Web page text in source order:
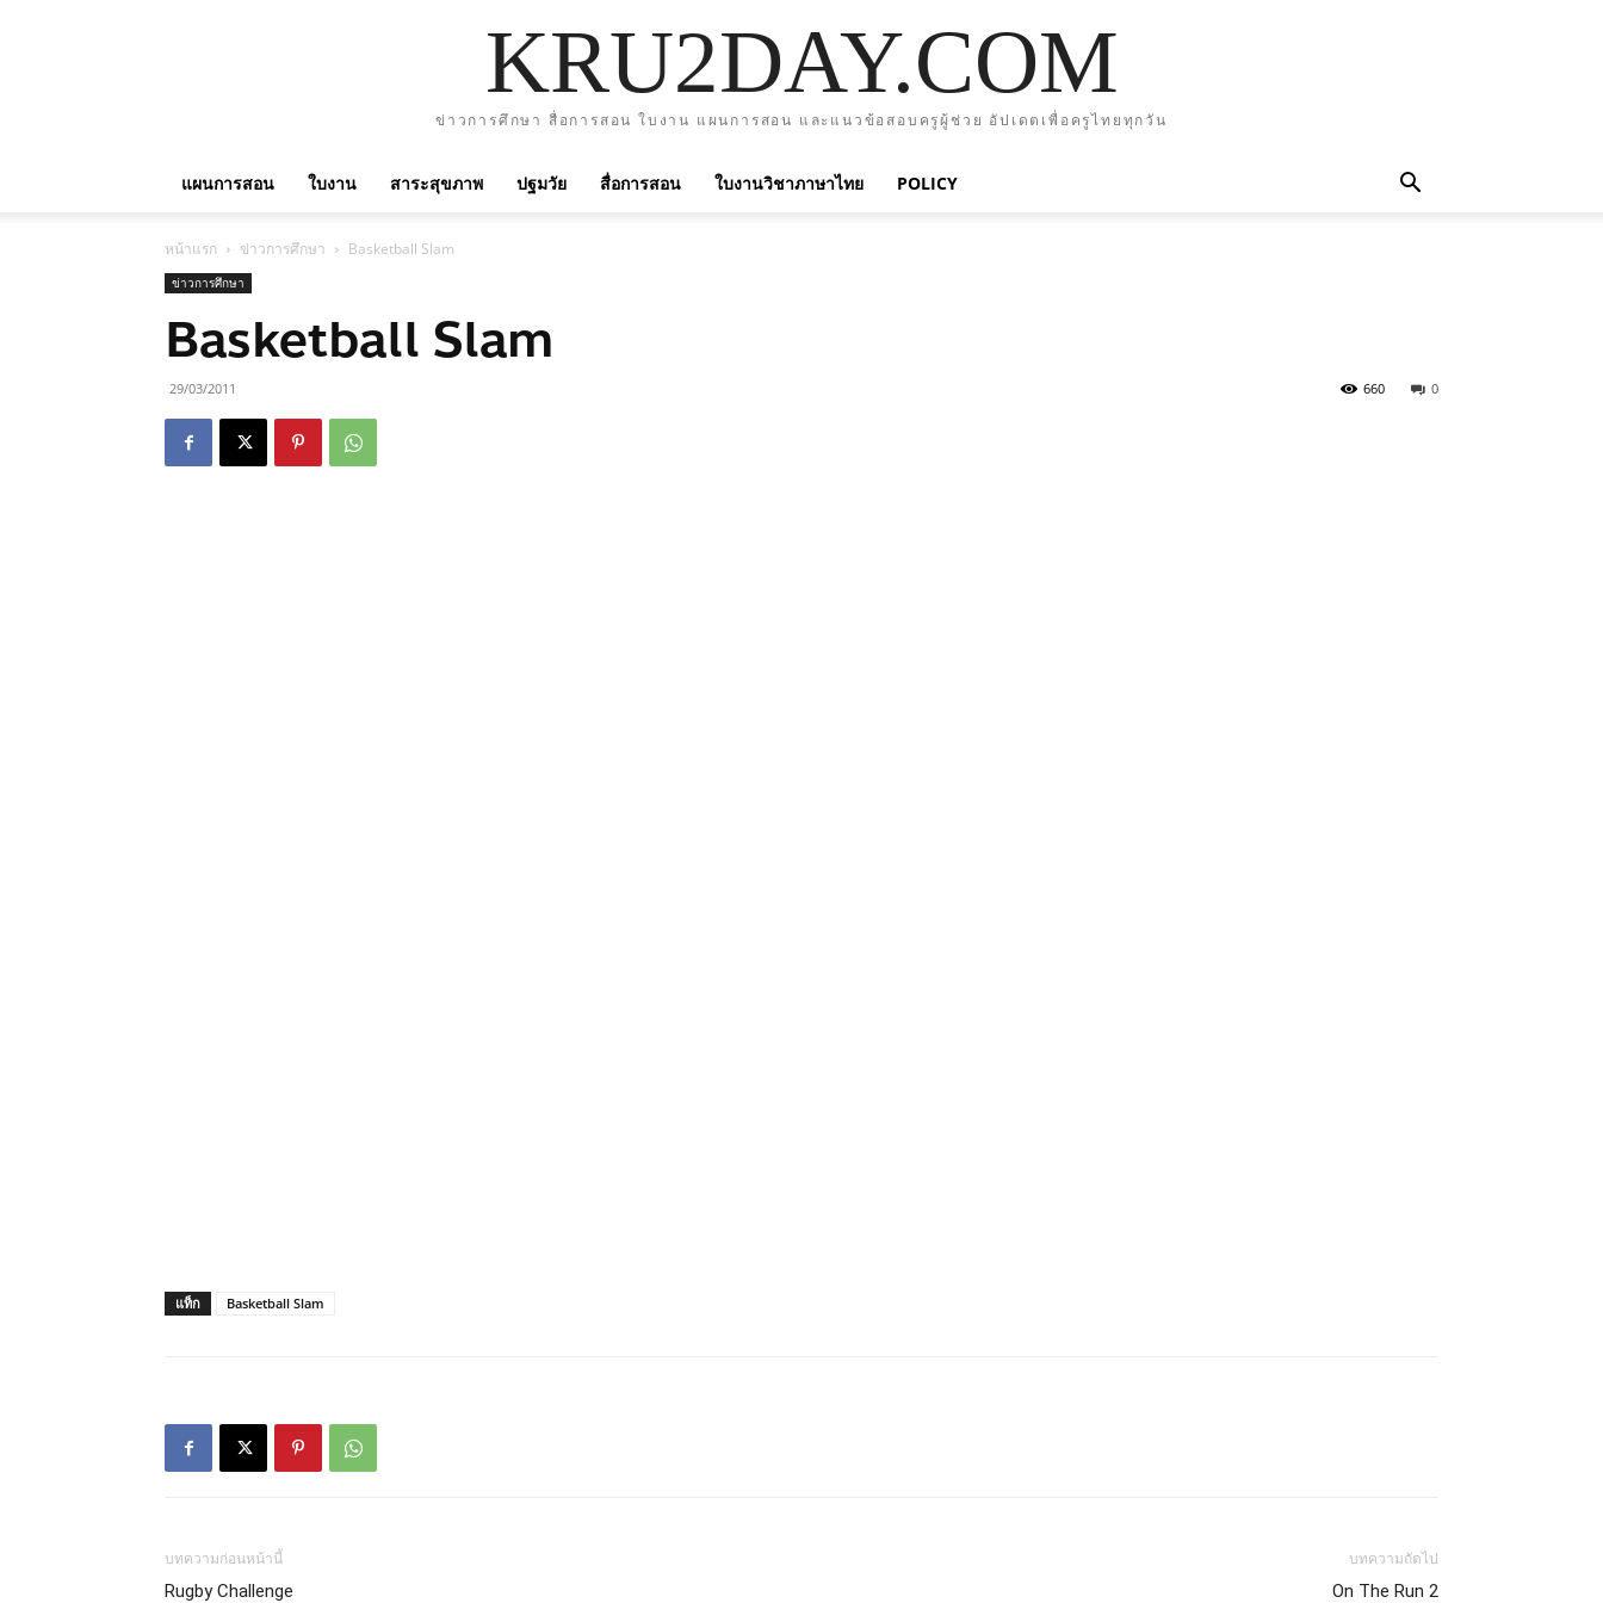
KRU2DAY.COM
ข่าวการศึกษา สื่อการสอน ใบงาน แผนการสอน และแนวข้อสอบครูผู้ช่วย อัปเดตเพื่อครูไทยทุกวัน
แผนการสอน ใบงาน สาระสุขภาพ ปฐมวัย สื่อการสอน ใบงานวิชาภาษาไทย POLICY
หน้าแรก ข่าวการศึกษา Basketball Slam
ข่าวการศึกษา
Basketball Slam
29/03/2011 0
660
แท็ก Basketball Slam
บทความก่อนหน้านี้
Rugby Challenge
บทความถัดไป
On The Run 2